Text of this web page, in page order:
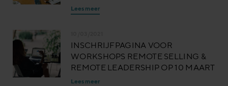
Lees meer
INSCHRIJFPAGINA VOOR
WORKSHOPS REMOTE SELLING &
REMOTE LEADERSHIP OP 10 MAART
Lees meer